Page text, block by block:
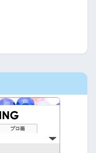
ブロ画
持日記【アニメ】